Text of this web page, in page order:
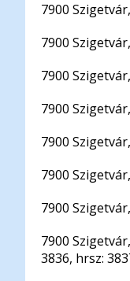
7900
7900
7900
7900
7900
7900
7900
7900
3836, hrsz: